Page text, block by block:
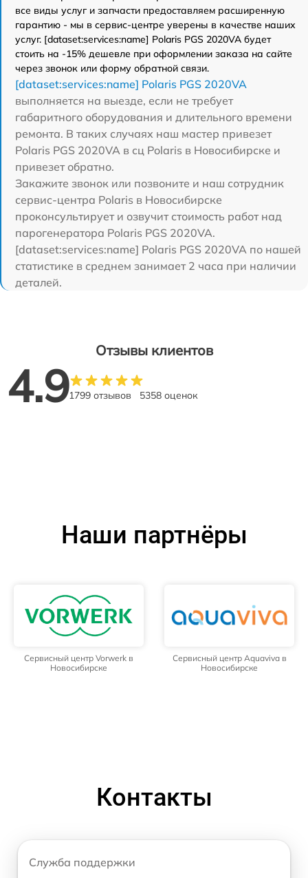
все виды услуг и запчасти предоставляем расширенную
гарантию - мы в сервис-центре уверены в качестве наших
услуг. [dataset:services:name] Polaris PGS 2020VA будет
стоить на -15% дешевле при оформлении заказа на сайте
через звонок или форму обратной связи.
[dataset:services:name] Polaris PGS 2020VA
выполняется на выезде, если не требует
габаритного оборудования и длительного времени
ремонта. В таких случаях наш мастер привезет
Polaris PGS 2020VA в сц Polaris в Новосибирске и
привезет обратно.
Закажите звонок или позвоните и наш сотрудник
сервис-центра Polaris в Новосибирске
проконсультирует и озвучит стоимость работ над
парогенератора Polaris PGS 2020VA.
[dataset:services:name] Polaris PGS 2020VA по нашей
статистике в среднем занимает 2 часа при наличии
деталей.
Отзывы клиентов
4.91799 отзывов 5358 оценок
Наши партнёры
Сервисный центр Vorwerk в
Новосибирске
Сервисный центр Aquaviva в
Новосибирске
Контакты
Служба поддержки